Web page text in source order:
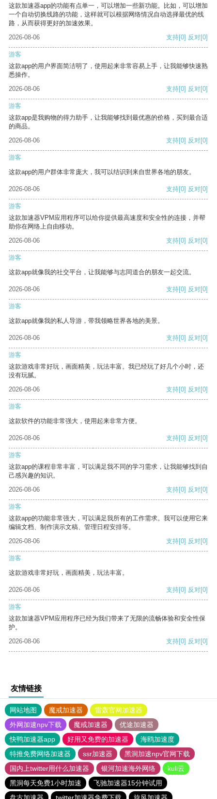
这款加速器app的功能有点单一，可以增加一些新功能。比如，可以增加
一个自动切换线路的功能，这样就可以根据网络情况自动选择最优的线
路，从而获得更好的加速效果。
2026-08-06
支持[0] 反对[0]
游客
这款app的用户界面简洁明了，使用起来非常容易上手，让我能够快速熟
悉操作。
2026-08-06
支持[0] 反对[0]
游客
这款app是我购物的得力助手，让我能够找到最优惠的价格，买到最合适
的商品。
2026-08-06
支持[0] 反对[0]
游客
这款app的用户群体非常庞大，我可以结识到来自世界各地的朋友。
2026-08-06 支持[0] 反对[0]
游客
这款加速器VPM应用程序可以给你提供最高速度和安全性的连接，并帮
助你在网络上自由移动。
2026-08-06
支持[0] 反对[0]
游客
这款app就像我的社交平台，让我能够与志同道合的朋友一起交流。
2026-08-06 支持[0] 反对[0]
游客
这款app就像我的私人导游，带我领略世界各地的美景。
2026-08-06 支持[0] 反对[0]
游客
这款游戏非常好玩，画面精美，玩法丰富。我已经玩了好几个小时，还
没有玩腻。
2026-08-06
支持[0] 反对[0]
游客
这款软件的功能非常强大，使用起来非常方便。
2026-08-06 支持[0] 反对[0]
游客
这款app的课程非常丰富，可以满足我不同的学习需求，让我能够找到自
己感兴趣的知识。
2026-08-06
支持[0] 反对[0]
游客
这款app的功能非常强大，可以满足我所有的工作需求。我可以使用它来
编辑文档、制作演示文稿、管理日程安排等。
2026-08-06
支持[0] 反对[0]
游客
这款游戏非常好玩，画面精美，玩法丰富。
2026-08-06 支持[0] 反对[0]
游客
这款加速器VPM应用程序已经为我们带来了无限的流畅体验和安全性保
护。
2026-08-06
支持[0] 反对[0]
友情链接
网站地图 魔戒加速器
雷轰官网加速器
外网加速npv下载
魔戒加速器
优途加速器
快鸭加速器app
好用又免费的加速器
海鸥加速度
特推免费网络加速器
ssr加速器
黑洞加速npv官网下载
国内上twitter用什么加速器
银河加速海外网络
kuli云
黑洞每天免费1小时加速
飞驰加速器15分钟试用